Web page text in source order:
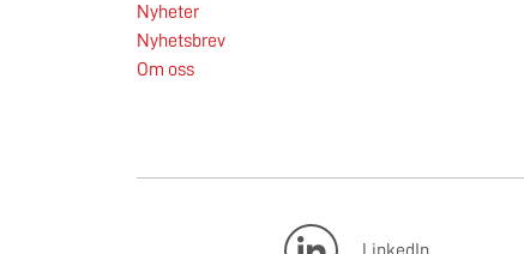
Nyheter
Nyhetsbrev
Om oss
LinkedIn